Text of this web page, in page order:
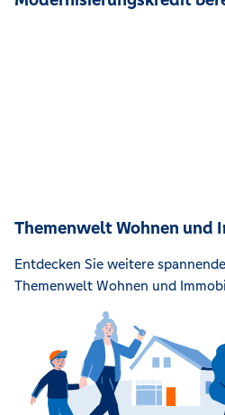
Themenwelt Wohnen und
Entdecken Sie weitere
Themenwelt Wohnen und